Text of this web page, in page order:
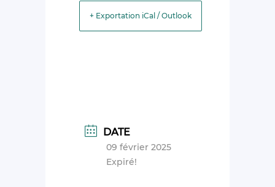
+ Exportation iCal / Outlook
DATE
09 février 2025
Expiré!